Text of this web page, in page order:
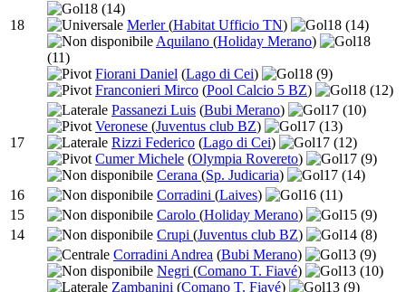
18
18 (14)
Merler(Habitat Ufficio TN) 18 (14)
Aquilano (Holiday Merano)
18
(11)
Fiorani Daniel (Lago di Cei) 18 (9)
Franconieri Mirco (Pool Calcio 5 BZ) 18 (12)
17
Passanezi Luis (Bubi Merano) 17 (10)
Veronese (Juventus club BZ) 17 (13)
Rizzi Federico (Lago di Cei) 17 (12)
Cumer Michele (Olympia Rovereto) 17 (9)
Cerana (Sp. Judicaria) 17 (14)
16
Corradini (Laives) 16 (11)
15
Carolo (Holiday Merano) 15 (9)
14
Crupi (Juventus club BZ) 14 (8)
Corradini Andrea (Bubi Merano) 13 (9)
Negri (Comano T. Fiavé) 13 (10)
Zambanini (Comano T. Fiavé) 13 (9)